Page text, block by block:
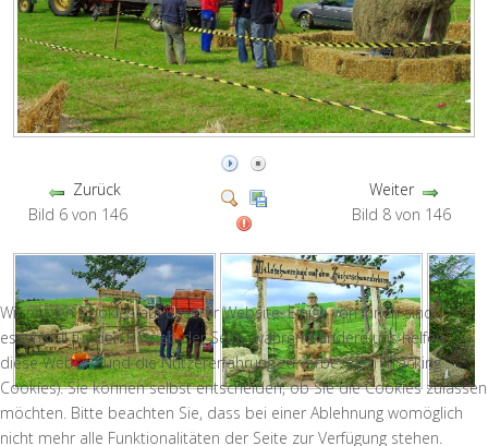
Zurück
Bild 6 von 146
Weiter
Bild 8 von 146
Wir nutzen Cookies auf unserer Website. Einige von ihnen sind
essenziell für den Betrieb der Seite, während andere uns helfen,
diese Website und die Nutzererfahrung zu verbessern (Tracking
Cookies). Sie können selbst entscheiden, ob Sie die Cookies zulassen
möchten. Bitte beachten Sie, dass bei einer Ablehnung womöglich
nicht mehr alle Funktionalitäten der Seite zur Verfügung stehen.